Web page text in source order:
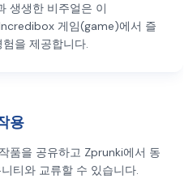
생생한 비주얼은 이
게임(game)에서 즐
을 제공합니다.
용
품을 공유하고 Zprunki에서 동
티와 교류할 수 있습니다.